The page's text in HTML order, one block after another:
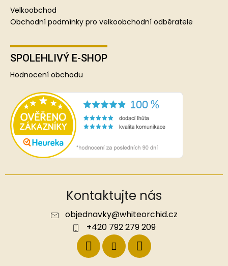
Velkoobchod
Obchodní podmínky pro velkoobchodní odběratele
SPOLEHLIVÝ E-SHOP
Hodnocení obchodu
Kontaktujte nás
objednavky@whiteorchid.cz
+420 792 279 209